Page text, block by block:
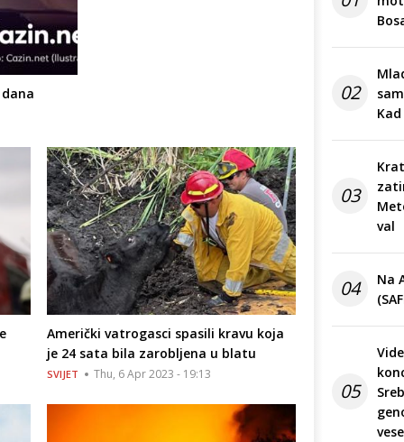
Američki vatrogasci spasili kravu koja
je 24 sata bila zarobljena u blatu
SVIJET Thu, 6 Apr 2023 - 19:13
02
03
val
04
Na
05